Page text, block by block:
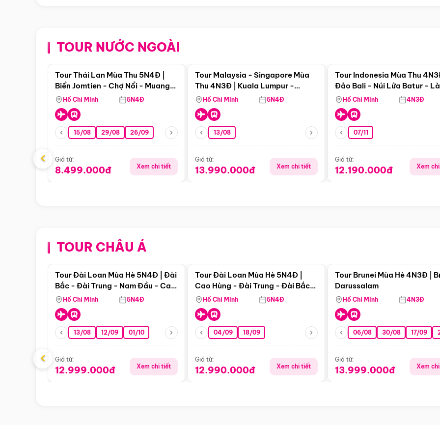
TOUR NƯỚC NGOÀI
Điểm nổi bật
Tour Thái Lan Mùa Thu 5N4Đ |
Biển Jomtien - Chợ Nổi - Muang
Boran - Suanthai
Hồ Chí Minh 5N4Đ
15/08 29/08 26/09
Giá từ:
8.499.000đ Xem chi tiết
Tour Malaysia - Singapore Mùa
Thu 4N3Đ | Kuala Lumpur -
Malacca - Johor Baru -
Singapore
Hồ Chí Minh 5N4Đ
13/08
Giá từ:
13.990.000đ Xem chi tiết
Tour Indonesia Mùa Thu
Đảo Bali - Núi Lửa Batur -
Penglipuran
Hồ Chí Minh 4N3Đ
07/11
Giá từ:
12.190.000đ Xem
‹
TOUR CHÂU ÁĐiểm nổi bật
Tour Đài Loan Mùa Hè 5N4Đ | Đài
Bắc - Đài Trung - Nam Đầu - Cao
Hùng ( Bay Vn)
Hồ Chí Minh 5N4Đ
13/08 12/09 01/10
Giá từ:
12.999.000đ Xem chi tiết
Tour Đài Loan Mùa Hè 5N4Đ |
Cao Hùng - Đài Trung - Đài Bắc
(Bay Vj)
Hồ Chí Minh 5N4Đ
04/09 18/09
Giá từ:
12.990.000đ Xem chi tiết
Tour Brunei Mùa Hè 4N3Đ |
Darussalam
Hồ Chí Minh 4N3Đ
06/08 30/08 17/09
Giá từ:
13.999.000đ Xem
‹